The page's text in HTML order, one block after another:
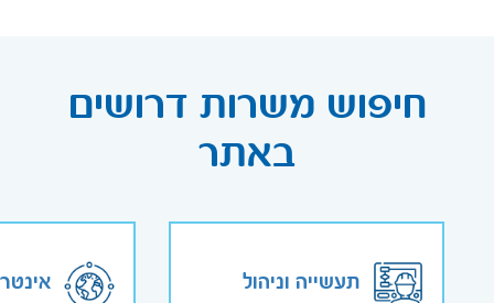
חיפוש משרות דרושים
באתר
תעשייה וניהול